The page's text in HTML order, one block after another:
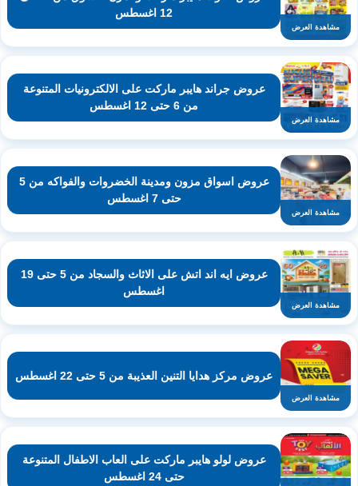
مشاهدة العرض
12 اغسطس
مشاهدة العرض
عروض جراند هايبر ماركت على الالكترونيات المتنوعة
من 6 حتى 12 اغسطس
مشاهدة العرض
عروض اسواق مزون ومدينة الخضروات والفواكه من 5
حتى 7 اغسطس
مشاهدة العرض
عروض ايه اند اتش على الاثاث والسجاد من 5 حتى 19
اغسطس
مشاهدة العرض
عروض مركز هدايا التنين العذيبة من 5 حتى 22 اغسطس
عروض لولو هايبر ماركت على العاب الاطفال المتنوعة
حتى 24 اغسطس